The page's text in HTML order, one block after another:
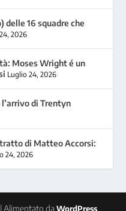
delle 16 squadre che
2026
Moses Wright é un
Luglio 24, 2026
di Trentyn
di Matteo Accorsi:
24, 2026
Alimentato daWordPress